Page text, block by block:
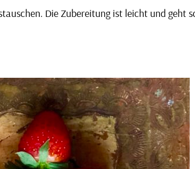
Die Zubereitung ist leicht und geht